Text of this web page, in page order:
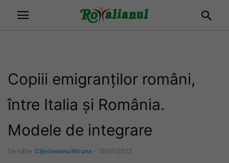
Copiii emigranților români,
între Italia și România.
Modele de integrare
De către Căjvăneanu Miruna - 18/07/2022